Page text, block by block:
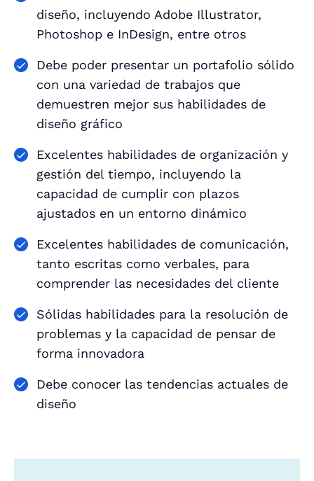
diseño, incluyendo Adobe Illustrator,
Photoshop e InDesign, entre otros
Debe poder presentar un portafolio sólido
con una variedad de trabajos que
demuestren mejor sus habilidades de
diseño gráfico
Excelentes habilidades de organización y
gestión del tiempo, incluyendo la
capacidad de cumplir con plazos
ajustados en un entorno dinámico
Excelentes habilidades de comunicación,
tanto escritas como verbales, para
comprender las necesidades del cliente
Sólidas habilidades para la resolución de
problemas y la capacidad de pensar de
forma innovadora
Debe conocer las tendencias actuales de
diseño